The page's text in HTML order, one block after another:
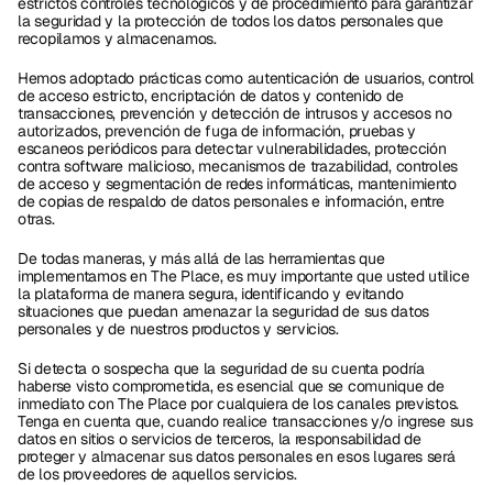
la seguridad y la protección de todos los datos personales que
recopilamos y almacenamos.
Hemos adoptado prácticas como autenticación de usuarios, control
de acceso estricto, encriptación de datos y contenido de
transacciones, prevención y detección de intrusos y accesos no
autorizados, prevención de fuga de información, pruebas y
escaneos periódicos para detectar vulnerabilidades, protección
contra software malicioso, mecanismos de trazabilidad, controles
de acceso y segmentación de redes informáticas, mantenimiento
de copias de respaldo de datos personales e información, entre
otras.
De todas maneras, y más allá de las herramientas que
implementamos en The Place, es muy importante que usted utilice
la plataforma de manera segura, identificando y evitando
situaciones que puedan amenazar la seguridad de sus datos
personales y de nuestros productos y servicios.
Si detecta o sospecha que la seguridad de su cuenta podría
haberse visto comprometida, es esencial que se comunique de
inmediato con The Place por cualquiera de los canales previstos.
Tenga en cuenta que, cuando realice transacciones y/o ingrese sus
datos en sitios o servicios de terceros, la responsabilidad de
proteger y almacenar sus datos personales en esos lugares será
de los proveedores de aquellos servicios.